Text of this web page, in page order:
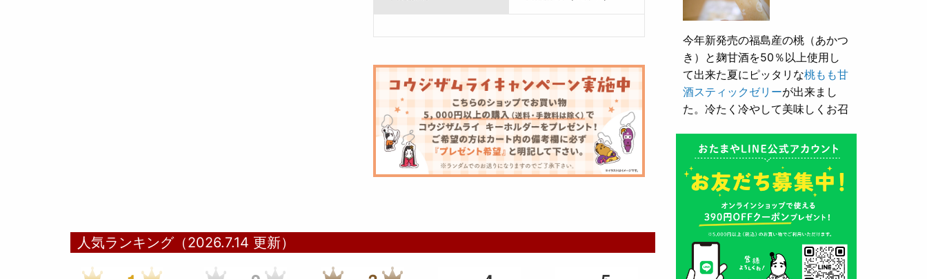
人気ランキング（2026.7.14 更新）
今年新発売の福島産の桃（あかつ
き）と麹甘酒を50％以上使用し
て出来た夏にピッタリな桃もも甘
酒スティックゼリーが出来まし
た。冷たく冷やして美味しくお召
とろり漬け込み用酒粕が新発売！
（2026年05月10日）